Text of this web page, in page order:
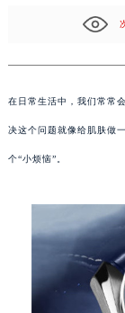
在日常生活中，我们常常
决这个问题就像给肌肤做
个“小烦恼”。